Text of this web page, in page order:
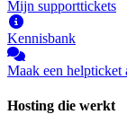
Mijn supporttickets
Kennisbank
Maak een helpticket
Hosting die werkt